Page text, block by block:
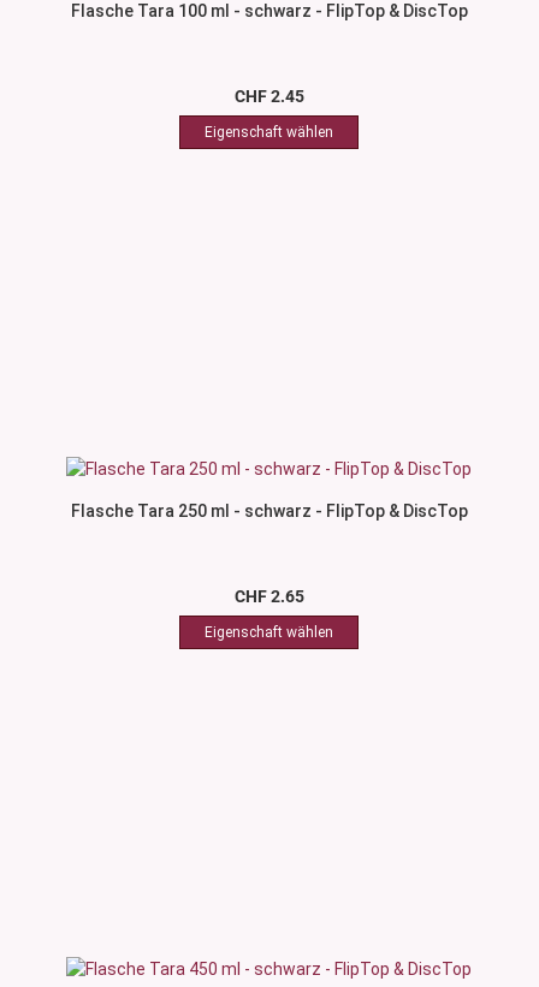
Flasche Tara 100 ml - schwarz - FlipTop & DiscTop
CHF 2.45
Flasche Tara 250 ml - schwarz - FlipTop & DiscTop
CHF 2.65